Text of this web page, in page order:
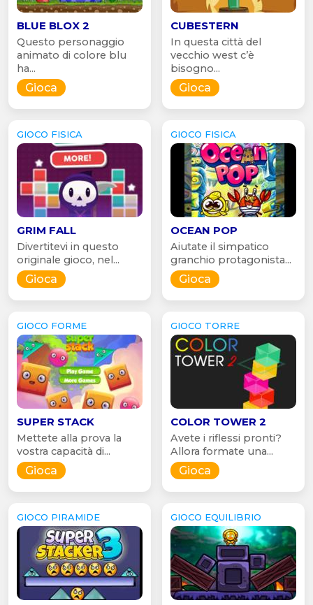
BLUE BLOX 2
Questo personaggio
animato di colore blu
ha...
Gioca
CUBESTERN
In questa città del
vecchio west c’è
bisogno...
Gioca
GIOCO FISICA
GRIM FALL
Divertitevi in questo
originale gioco, nel...
Gioca
GIOCO FISICA
OCEAN POP
Aiutate il simpatico
granchio protagonista...
Gioca
GIOCO FORME
SUPER STACK
Mettete alla prova la
vostra capacità di...
Gioca
GIOCO TORRE
COLOR TOWER 2
Avete i riflessi pronti?
Allora formate una...
Gioca
GIOCO PIRAMIDE GIOCO EQUILIBRIO